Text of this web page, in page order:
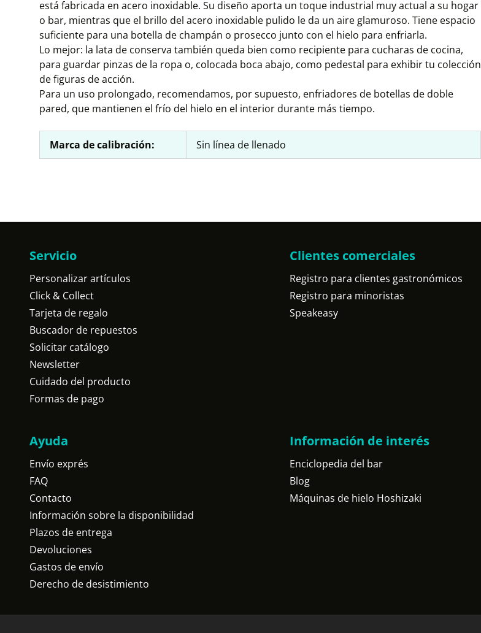
está fabricada en acero inoxidable. Su diseño aporta un toque industrial muy actual a su hogar
o bar, mientras que el brillo del acero inoxidable pulido le da un aire glamuroso. Tiene espacio
suficiente para una botella de champán o prosecco junto con el hielo para enfriarla.
Lo mejor: la lata de conserva también queda bien como recipiente para cucharas de cocina,
para guardar pinzas de la ropa o, colocada boca abajo, como pedestal para exhibir tu colección
de figuras de acción.
Para un uso prolongado, recomendamos, por supuesto, enfriadores de botellas de doble
pared, que mantienen el frío del hielo en el interior durante más tiempo.
Marca de calibración: Sin línea de llenado
Servicio
Personalizar artículos
Click & Collect
Tarjeta de regalo
Buscador de repuestos
Solicitar catálogo
Newsletter
Cuidado del producto
Formas de pago
Clientes comerciales
Registro para clientes gastronómicos
Registro para minoristas
Speakeasy
Ayuda
Envío exprés
FAQ
Contacto
Información sobre la disponibilidad
Plazos de entrega
Devoluciones
Gastos de envío
Derecho de desistimiento
Información de interés
Enciclopedia del bar
Blog
Máquinas de hielo Hoshizaki